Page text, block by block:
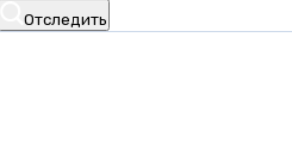
Отследить